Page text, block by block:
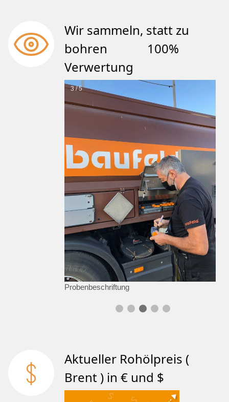
Wir sammeln, statt zu
bohren 100%
Verwertung
3 / 5
Probenbeschriftung
Aktueller Rohölpreis (
Brent ) in € und $